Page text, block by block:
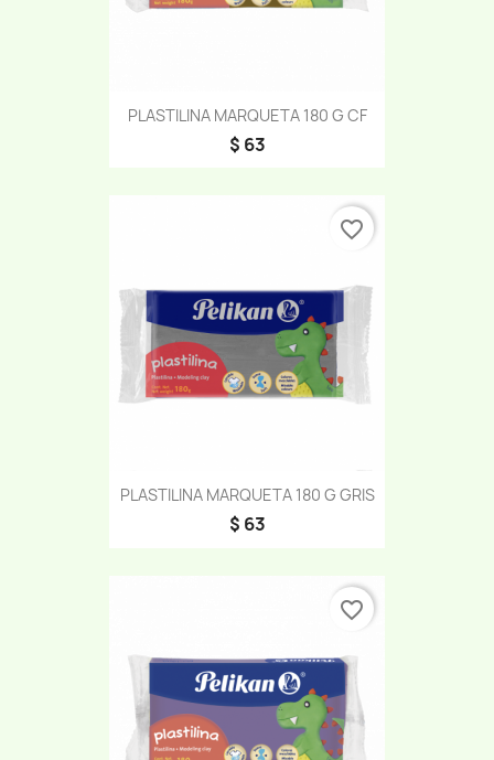
PLASTILINA MARQUETA 180 G CF
$ 63
PLASTILINA MARQUETA 180 G GRIS
$ 63
favorite_border
favorite_border